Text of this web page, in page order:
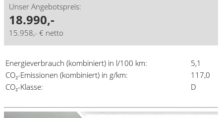
Unser Angebotspreis:
18.990,-
15.958,- € netto
Energieverbrauch (kombiniert) in l/100 km:
5,1
CO₂-Emissionen (kombiniert) in g/km:
117,0
CO₂-Klasse:
D